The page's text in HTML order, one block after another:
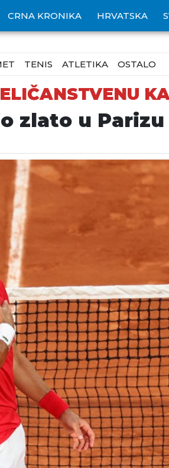
CRNA KRONIKA HRVATSKA
TENIS ATLETIKA OSTALO
zlato u